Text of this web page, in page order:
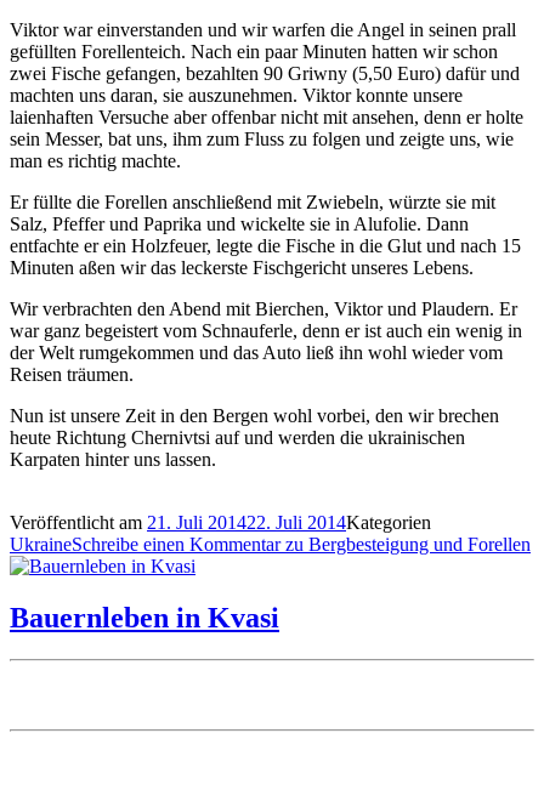
Viktor war einverstanden und wir warfen die Angel in seinen prall
gefüllten Forellenteich. Nach ein paar Minuten hatten wir schon
zwei Fische gefangen, bezahlten 90 Griwny (5,50 Euro) dafür und
machten uns daran, sie auszunehmen. Viktor konnte unsere
laienhaften Versuche aber offenbar nicht mit ansehen, denn er holte
sein Messer, bat uns, ihm zum Fluss zu folgen und zeigte uns, wie
man es richtig machte.
Er füllte die Forellen anschließend mit Zwiebeln, würzte sie mit
Salz, Pfeffer und Paprika und wickelte sie in Alufolie. Dann
entfachte er ein Holzfeuer, legte die Fische in die Glut und nach 15
Minuten aßen wir das leckerste Fischgericht unseres Lebens.
Wir verbrachten den Abend mit Bierchen, Viktor und Plaudern. Er
war ganz begeistert vom Schnauferle, denn er ist auch ein wenig in
der Welt rumgekommen und das Auto ließ ihn wohl wieder vom
Reisen träumen.
Nun ist unsere Zeit in den Bergen wohl vorbei, den wir brechen
heute Richtung Chernivtsi auf und werden die ukrainischen
Karpaten hinter uns lassen.
Veröffentlicht am 21. Juli 201422. Juli 2014Kategorien
UkraineSchreibe einen Kommentarzu Bergbesteigung und Forellen
Bauernleben in Kvasi